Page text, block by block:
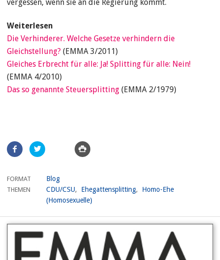
vergessen, wenn sie an die Regierung kommt.
Weiterlesen
Die Verhinderer. Welche Gesetze verhindern die
Gleichstellung? (EMMA 3/2011)
Gleiches Erbrecht für alle: Ja! Splitting für alle: Nein!
(EMMA 4/2010)
Das so genannte Steuersplitting (EMMA 2/1979)
Artikel
teilen
FORMAT Blog
THEMEN CDU/CSU Ehegattensplitting
Homo-Ehe
(Homosexuelle)